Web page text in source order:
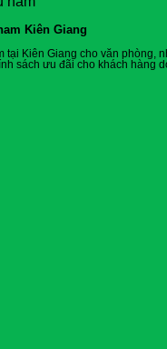
Kiên Giang
tại Kiên Giang cho văn phòng,
sách ưu đãi cho khách hàng